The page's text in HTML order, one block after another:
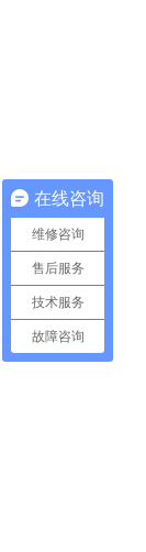
在线咨询
维修咨询
售后服务
技术服务
故障咨询